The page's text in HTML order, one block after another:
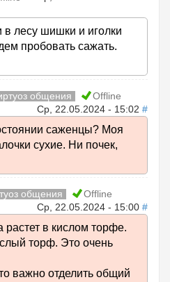
лесу шишки и иголки
пробовать сажать.
общения
Offline
Ср, 22.05.2024 - 15:02 #
саженцы? Моя
сухие. Ни почек,
общения
Offline
Ср, 22.05.2024 - 15:00 #
растет в кислом торфе.
торф. Это очень
важно отделить общий